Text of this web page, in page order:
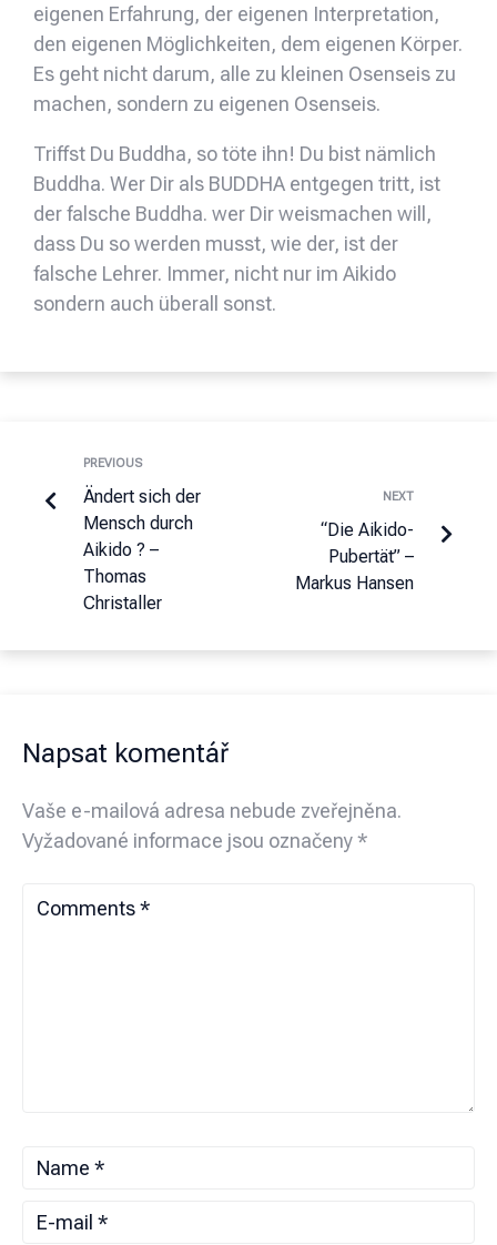
eigenen Erfahrung, der eigenen Interpretation,
den eigenen Möglichkeiten, dem eigenen Körper.
Es geht nicht darum, alle zu kleinen Osenseis zu
machen, sondern zu eigenen Osenseis.
Triffst Du Buddha, so töte ihn! Du bist nämlich
Buddha. Wer Dir als BUDDHA entgegen tritt, ist
der falsche Buddha. wer Dir weismachen will,
dass Du so werden musst, wie der, ist der
falsche Lehrer. Immer, nicht nur im Aikido
sondern auch überall sonst.
PREVIOUS
Ändert sich der
Mensch durch
Aikido ? –
Thomas
Christaller
NEXT
“Die Aikido-
Pubertät” –
Markus Hansen
Napsat komentář
Vaše e-mailová adresa nebude zveřejněna.
Vyžadované informace jsou označeny*